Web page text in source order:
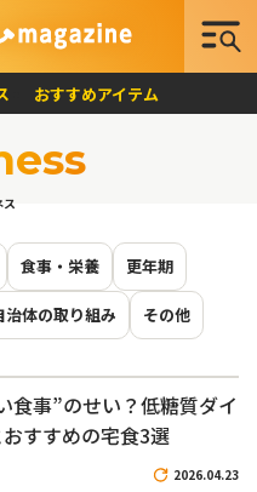
おすすめアイテム
ス
食事・栄養 更年期
治体の取り組み その他
食事”のせい？低糖質ダイ
すすめの宅食3選
2026.04.23